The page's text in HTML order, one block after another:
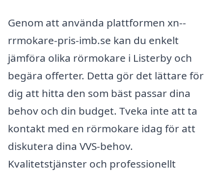
Genom att använda plattformen xn--
rrmokare-pris-imb.se kan du enkelt
jämföra olika rörmokare i Listerby och
begära offerter. Detta gör det lättare för
dig att hitta den som bäst passar dina
behov och din budget. Tveka inte att ta
kontakt med en rörmokare idag för att
diskutera dina VVS-behov.
Kvalitetstjänster och professionellt